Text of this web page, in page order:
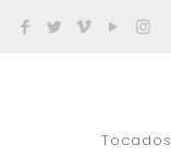
Tocados